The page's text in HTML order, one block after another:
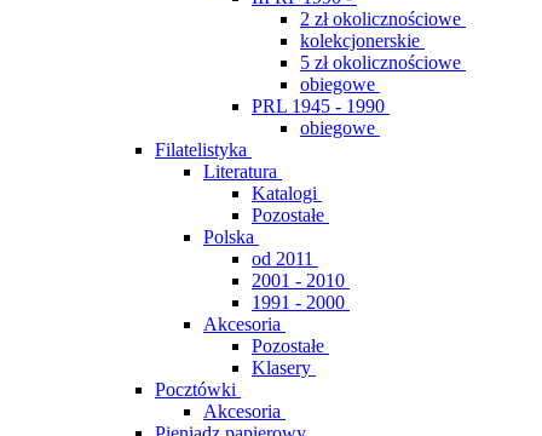
2 zł okolicznościowe
kolekcjonerskie
5 zł okolicznościowe
obiegowe
PRL 1945 - 1990
obiegowe
Filatelistyka
Literatura
Katalogi
Pozostałe
Polska
od 2011
2001 - 2010
1991 - 2000
Akcesoria
Pozostałe
Klasery
Pocztówki
Akcesoria